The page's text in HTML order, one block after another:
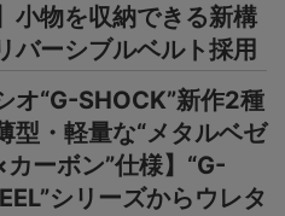
小物を収納できる新構
バーシブルベルト採用
オ“G-SHOCK”新作2種
型・軽量な“メタルベゼ
カーボン”仕様】“G-
シリーズからウレタ